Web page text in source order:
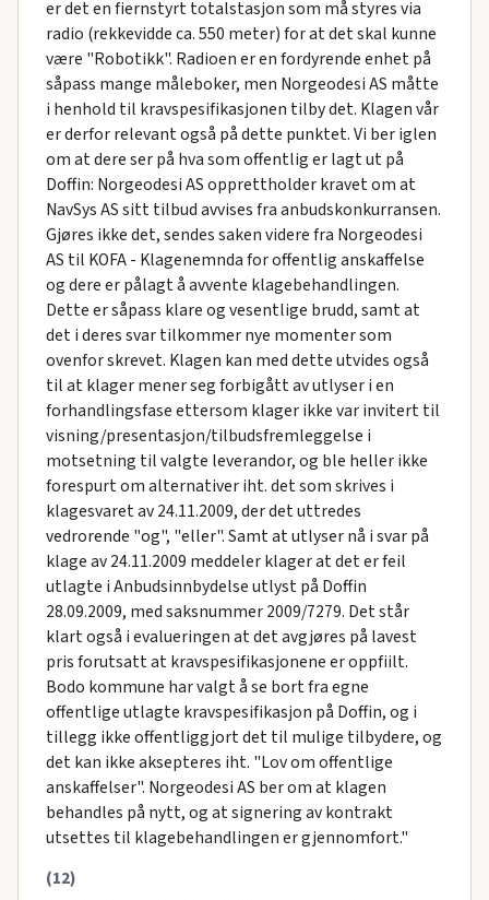
er det en fiernstyrt totalstasjon som må styres via
radio (rekkevidde ca. 550 meter) for at det skal kunne
være "Robotikk". Radioen er en fordyrende enhet på
såpass mange måleboker, men Norgeodesi AS måtte
i henhold til kravspesifikasjonen tilby det. Klagen vår
er derfor relevant også på dette punktet. Vi ber iglen
om at dere ser på hva som offentlig er lagt ut på
Doffin: Norgeodesi AS opprettholder kravet om at
NavSys AS sitt tilbud avvises fra anbudskonkurransen.
Gjøres ikke det, sendes saken videre fra Norgeodesi
AS til KOFA - Klagenemnda for offentlig anskaffelse
og dere er pålagt å avvente klagebehandlingen.
Dette er såpass klare og vesentlige brudd, samt at
det i deres svar tilkommer nye momenter som
ovenfor skrevet. Klagen kan med dette utvides også
til at klager mener seg forbigått av utlyser i en
forhandlingsfase ettersom klager ikke var invitert til
visning/presentasjon/tilbudsfremleggelse i
motsetning til valgte leverandor, og ble heller ikke
forespurt om alternativer iht. det som skrives i
klagesvaret av 24.11.2009, der det uttredes
vedrorende "og", "eller". Samt at utlyser nå i svar på
klage av 24.11.2009 meddeler klager at det er feil
utlagte i Anbudsinnbydelse utlyst på Doffin
28.09.2009, med saksnummer 2009/7279. Det står
klart også i evalueringen at det avgjøres på lavest
pris forutsatt at kravspesifikasjonene er oppfiilt.
Bodo kommune har valgt å se bort fra egne
offentlige utlagte kravspesifikasjon på Doffin, og i
tillegg ikke offentliggjort det til mulige tilbydere, og
det kan ikke aksepteres iht. "Lov om offentlige
anskaffelser". Norgeodesi AS ber om at klagen
behandles på nytt, og at signering av kontrakt
utsettes til klagebehandlingen er gjennomfort."
(12)